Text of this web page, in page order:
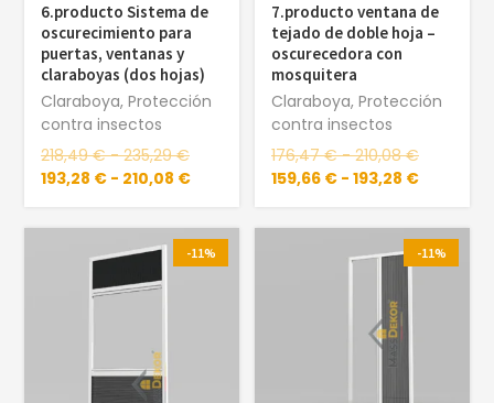
6.producto Sistema de
oscurecimiento para
puertas, ventanas y
claraboyas (dos hojas)
Claraboya, Protección
contra insectos
218,49€ - 235,29€
193,28 € - 210,08 €
7.producto ventana de
tejado de doble hoja –
oscurecedora con
mosquitera
Claraboya, Protección
contra insectos
176,47€ - 210,08€
159,66 € - 193,28 €
-11% -11%